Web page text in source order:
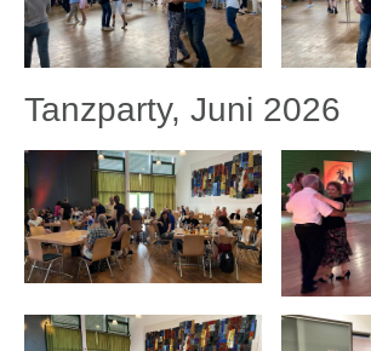
Tanzparty, Juni 2026